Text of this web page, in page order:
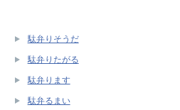
駄弁りそうだ
駄弁りたがる
駄弁ります
駄弁るまい